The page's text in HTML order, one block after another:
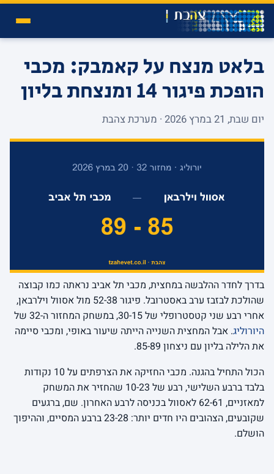
בלאט מנצח על קאמבק: מכבי
הופכת פיגור 14 ומנצחת בליון
יום שבת, 21 במרץ 2026 · מערכת צהבת
בדרך לחדר ההלבשה במחצית, מכבי תל אביב נראתה כמו קבוצה
שהולכת לבזבז ערב באסטרובל. פיגור 52-38 מול אסוול וילרבאן,
אחרי רבע שני קטסטרופלי של 30-15, במשחק המחזור ה-32 של
היורוליג. אבל המחצית השנייה הייתה שיעור באופי, ומכבי סיימה
את הלילה בליון עם ניצחון 85-89.
הכול התחיל בהגנה. מכבי החזיקה את הצרפתים על 10 נקודות
בלבד ברבע השלישי, רבע של 10-23 שהחזיר את המשחק
למאזניים, 62-61 לאסוול בכניסה לרבע האחרון. שם, ברגעים
שקובעים, הצהובים היו חדים יותר: 23-28 ברבע המסיים, וההיפוך
הושלם.